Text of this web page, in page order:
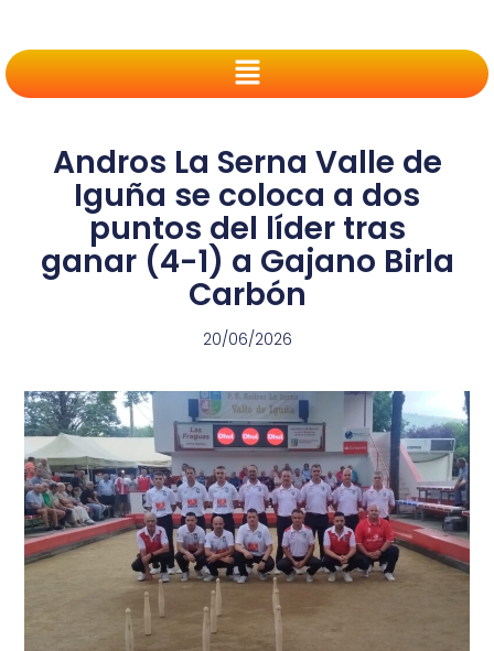
Andros La Serna Valle de
Iguña se coloca a dos
puntos del líder tras
ganar (4-1) a Gajano Birla
Carbón
20/06/2026